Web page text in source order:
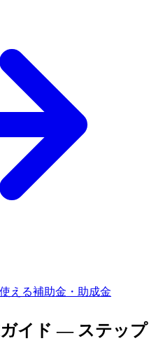
える補助金・助成金
イド — ステップ